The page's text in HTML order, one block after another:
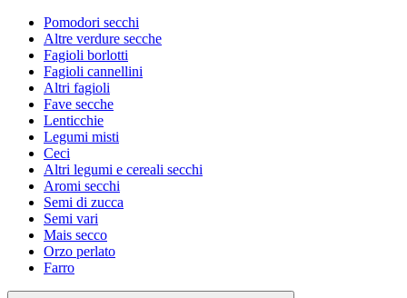
Pomodori secchi
Altre verdure secche
Fagioli borlotti
Fagioli cannellini
Altri fagioli
Fave secche
Lenticchie
Legumi misti
Ceci
Altri legumi e cereali secchi
Aromi secchi
Semi di zucca
Semi vari
Mais secco
Orzo perlato
Farro